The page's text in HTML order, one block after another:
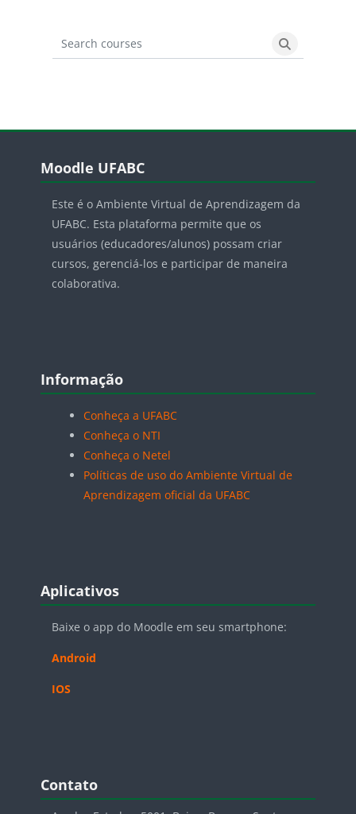
Search courses
Search
Blocos
Moodle UFABC
Este é o Ambiente Virtual de Aprendizagem da
UFABC. Esta plataforma permite que os
usuários (educadores/alunos) possam criar
cursos, gerenciá-los e participar de maneira
colaborativa.
Blocos
Informação
Conheça a UFABC
Conheça o NTI
Conheça o Netel
Políticas de uso do Ambiente Virtual de
Aprendizagem oficial da UFABC
Blocos
Aplicativos
Baixe o app do Moodle em seu smartphone:
Android
IOS
Blocos
Contato